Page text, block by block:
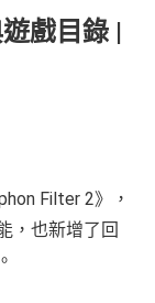
戲目錄 |
Filter 2》，
，也新增了回